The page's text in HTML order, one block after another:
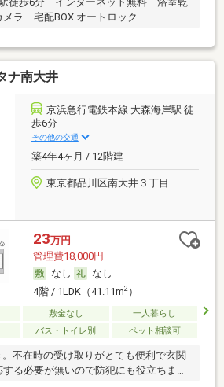
ラ 宅配BOX オートロック
ナ南大井
京浜急行電鉄本線 大森海岸駅 徒
歩6分
その他の交通
築4年4ヶ月 / 12階建
東京都品川区南大井３丁目
23万円
管理費18,000円
なし
なし
4階 / 1LDK（41.11m2）
敷金なし
一人暮らし
バス・トイレ別 ペット相談可
。不在時の受け取りがとても便利で玄関
する必要が無いので防犯にも役立ちま